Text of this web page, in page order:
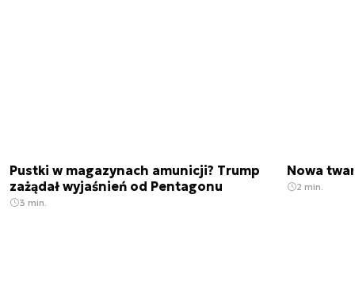
Pustki w magazynach amunicji? Trump
zażądał wyjaśnień od Pentagonu
3 min.
Nowa
2 min.